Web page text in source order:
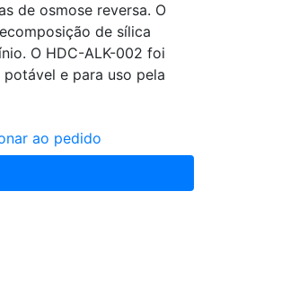
de osmose reversa. O
de sílica
O HDC-ALK-002 foi
e para uso pela
ao pedido